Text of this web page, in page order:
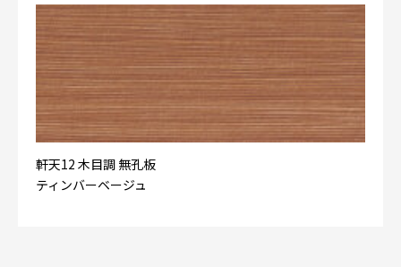
軒天12 木目調 無孔板
ティンバーベージュ